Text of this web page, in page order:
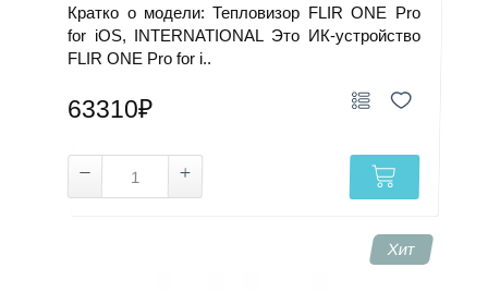
Кратко о модели: Тепловизор FLIR ONE Pro
for iOS, INTERNATIONAL Это ИК-устройство
FLIR ONE Pro for i..
63310₽
Хит